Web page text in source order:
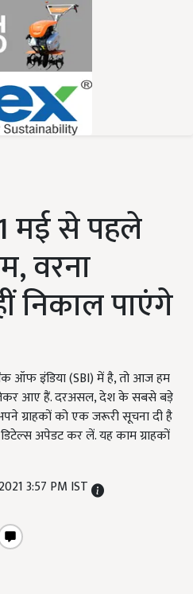
मई से पहले
वरना
निकाल पाएंगे
ऑफ इंडिया (SBI) में है, तो आज हम
आए हैं. दरअसल, देश के सबसे बड़े
ग्राहकों को एक जरूरी सूचना दी है
अपेडट कर लें. यह काम ग्राहकों
3:57 PM IST